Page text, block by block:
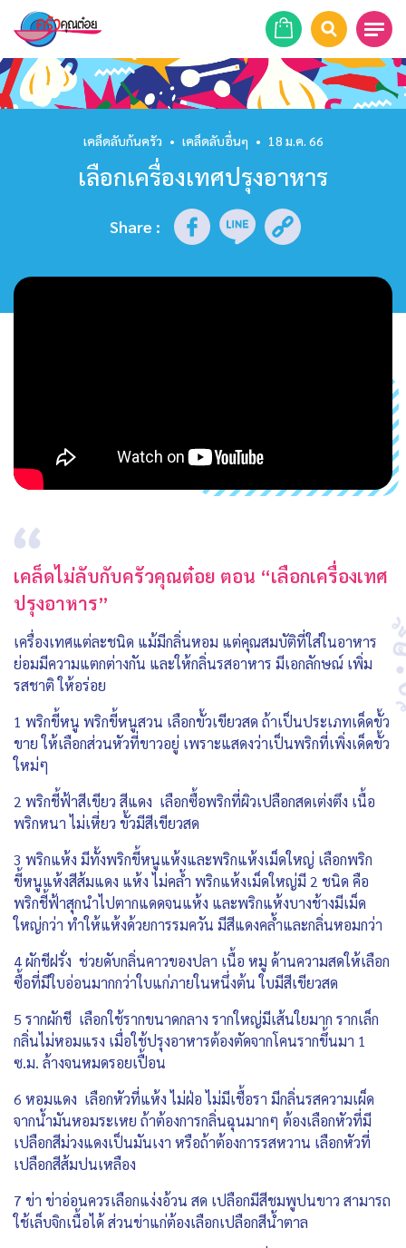
หน้าแรก
สูตรอาหาร
ร้านอาหาร
รายการย้อนหลัง
เคล็ดลับก้นครัว • เคล็ดลับอื่นๆ • 18 ม.ค. 66
เลือกเครื่องเทศปรุงอาหาร
Share :
เคล็ดไม่ลับกับครัวคุณต๋อย ตอน “เลือกเครื่องเทศ
ปรุงอาหาร”
เครื่องเทศแต่ละชนิด แม้มีกลิ่นหอม แต่คุณสมบัติที่ใส่ในอาหาร
ย่อมมีความแตกต่างกัน และให้กลิ่นรสอาหาร มีเอกลักษณ์ เพิ่ม
รสชาติ ให้อร่อย
1 พริกขี้หนู พริกขี้หนูสวน เลือกขั้วเขียวสด ถ้าเป็นประเภทเด็ดขั้ว
ขาย ให้เลือกส่วนหัวที่ขาวอยู่ เพราะแสดงว่าเป็นพริกที่เพิ่งเด็ดขั้ว
ใหม่ๆ
2 พริกชี้ฟ้าสีเขียว สีแดง เลือกซื้อพริกที่ผิวเปลือกสดเต่งตึง เนื้อ
พริกหนา ไม่เหี่ยว ขั้วมีสีเขียวสด
3 พริกแห้ง มีทั้งพริกขี้หนูแห้งและพริกแห้งเม็ดใหญ่ เลือกพริก
ขี้หนูแห้งสีส้มแดง แห้ง ไม่คล้ำ พริกแห้งเม็ดใหญ่มี 2 ชนิด คือ
พริกชี้ฟ้าสุกนำไปตากแดดจนแห้ง และพริกแห้งบางช้างมีเม็ด
ใหญ่กว่า ทำให้แห้งด้วยการรมควัน มีสีแดงคล้ำและกลิ่นหอมกว่า
4 ผักชีฝรั่ง ช่วยดับกลิ่นคาวของปลา เนื้อ หมู ด้านความสดให้เลือก
ซื้อที่มีใบอ่อนมากกว่าใบแก่ภายในหนึ่งต้น ใบมีสีเขียวสด
5 รากผักชี เลือกใช้รากขนาดกลาง รากใหญ่มีเส้นใยมาก รากเล็ก
กลิ่นไม่หอมแรง เมื่อใช้ปรุงอาหารต้องตัดจากโคนรากขึ้นมา 1
ซ.ม. ล้างจนหมดรอยเปื้อน
6 หอมแดง เลือกหัวที่แห้ง ไม่ฝ่อ ไม่มีเชื้อรา มีกลิ่นรสความเผ็ด
จากน้ำมันหอมระเหย ถ้าต้องการกลิ่นฉุนมากๆ ต้องเลือกหัวที่มี
เปลือกสีม่วงแดงเป็นมันเงา หรือถ้าต้องการรสหวาน เลือกหัวที่
เปลือกสีส้มปนเหลือง
7 ข่า ข่าอ่อนควรเลือกแง่งอ้วน สด เปลือกมีสีชมพูปนขาว สามารถ
ใช้เล็บจิกเนื้อได้ ส่วนข่าแก่ต้องเลือกเปลือกสีน้ำตาล